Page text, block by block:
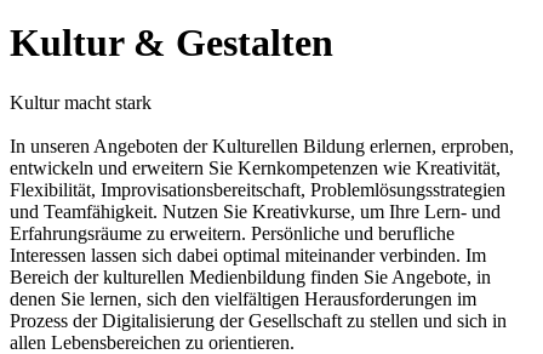
Kultur & Gestalten
Kultur macht stark
In unseren Angeboten der Kulturellen Bildung erlernen, erproben,
entwickeln und erweitern Sie Kernkompetenzen wie Kreativität,
Flexibilität, Improvisationsbereitschaft, Problemlösungsstrategien
und Teamfähigkeit. Nutzen Sie Kreativkurse, um Ihre Lern- und
Erfahrungsräume zu erweitern. Persönliche und berufliche
Interessen lassen sich dabei optimal miteinander verbinden. Im
Bereich der kulturellen Medienbildung finden Sie Angebote, in
denen Sie lernen, sich den vielfältigen Herausforderungen im
Prozess der Digitalisierung der Gesellschaft zu stellen und sich in
allen Lebensbereichen zu orientieren.